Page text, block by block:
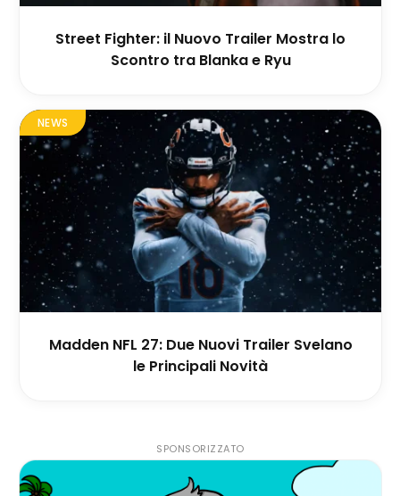
Street Fighter: il Nuovo Trailer Mostra lo
Scontro tra Blanka e Ryu
NEWS
Madden NFL 27: Due Nuovi Trailer Svelano
le Principali Novità
SPONSORIZZATO